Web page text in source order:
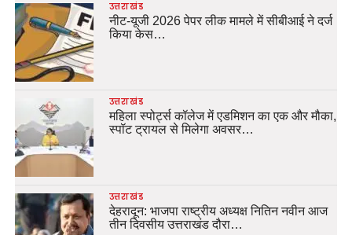
उत्तराखंड
नीट-यूजी 2026 पेपर लीक मामले में सीबीआई ने दर्ज
किया केस…
उत्तराखंड
महिला स्पोर्ट्स कॉलेज में एडमिशन का एक और मौका,
स्पॉट ट्रायल से मिलेगा अवसर…
उत्तराखंड
देहरादून: भाजपा राष्ट्रीय अध्यक्ष नितिन नवीन आज
तीन दिवसीय उत्तराखंड दौरा…